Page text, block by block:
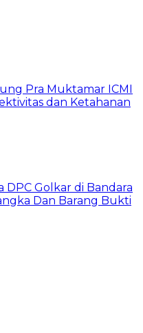
Pra Muktamar ICMI
dan Ketahanan
DPC Golkar di Bandara
Dan Barang Bukti